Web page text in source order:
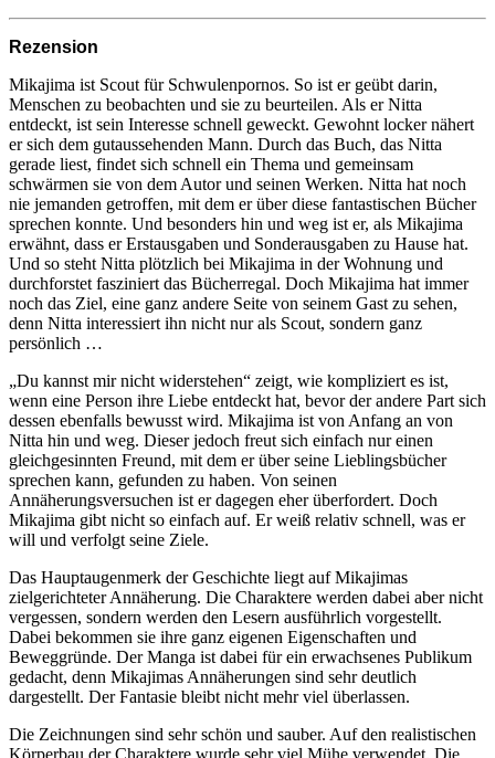
Rezension
Mikajima ist Scout für Schwulenpornos. So ist er geübt darin,
Menschen zu beobachten und sie zu beurteilen. Als er Nitta
entdeckt, ist sein Interesse schnell geweckt. Gewohnt locker nähert
er sich dem gutaussehenden Mann. Durch das Buch, das Nitta
gerade liest, findet sich schnell ein Thema und gemeinsam
schwärmen sie von dem Autor und seinen Werken. Nitta hat noch
nie jemanden getroffen, mit dem er über diese fantastischen Bücher
sprechen konnte. Und besonders hin und weg ist er, als Mikajima
erwähnt, dass er Erstausgaben und Sonderausgaben zu Hause hat.
Und so steht Nitta plötzlich bei Mikajima in der Wohnung und
durchforstet fasziniert das Bücherregal. Doch Mikajima hat immer
noch das Ziel, eine ganz andere Seite von seinem Gast zu sehen,
denn Nitta interessiert ihn nicht nur als Scout, sondern ganz
persönlich …
„Du kannst mir nicht widerstehen“ zeigt, wie kompliziert es ist,
wenn eine Person ihre Liebe entdeckt hat, bevor der andere Part sich
dessen ebenfalls bewusst wird. Mikajima ist von Anfang an von
Nitta hin und weg. Dieser jedoch freut sich einfach nur einen
gleichgesinnten Freund, mit dem er über seine Lieblingsbücher
sprechen kann, gefunden zu haben. Von seinen
Annäherungsversuchen ist er dagegen eher überfordert. Doch
Mikajima gibt nicht so einfach auf. Er weiß relativ schnell, was er
will und verfolgt seine Ziele.
Das Hauptaugenmerk der Geschichte liegt auf Mikajimas
zielgerichteter Annäherung. Die Charaktere werden dabei aber nicht
vergessen, sondern werden den Lesern ausführlich vorgestellt.
Dabei bekommen sie ihre ganz eigenen Eigenschaften und
Beweggründe. Der Manga ist dabei für ein erwachsenes Publikum
gedacht, denn Mikajimas Annäherungen sind sehr deutlich
dargestellt. Der Fantasie bleibt nicht mehr viel überlassen.
Die Zeichnungen sind sehr schön und sauber. Auf den realistischen
Körperbau der Charaktere wurde sehr viel Mühe verwendet. Die